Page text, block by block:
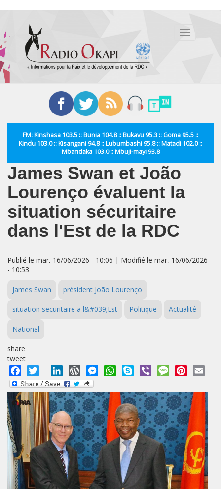
contenu
principal
Toggle
FM: Kinshasa 103.5 :: Bunia 104.8 :: Bukavu 95.3 :: Goma 95.5 ::
Kindu 103.0 :: Kisangani 94.8 :: Lubumbashi 95.8 :: Matadi 102.0 ::
Mbandaka 103.0 :: Mbuji-mayi 93.8
James Swan et João
Lourenço évaluent la
situation sécuritaire
dans l'Est de la RDC
Publié le mar, 16/06/2026 - 10:06 | Modifié le mar, 16/06/2026
- 10:53
James Swan président João Lourenço
situation securitaire a l&#039;Est Politique Actualité
National
share
tweet
Facebook
Twitter LinkedInWordPressMessengerWhatsApp
Skype Viber MessagePinterest